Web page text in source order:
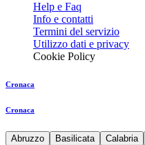
Help e Faq
Info e contatti
Termini del servizio
Utilizzo dati e privacy
Cookie Policy
Cronaca
Cronaca
Abruzzo Basilicata Calabria